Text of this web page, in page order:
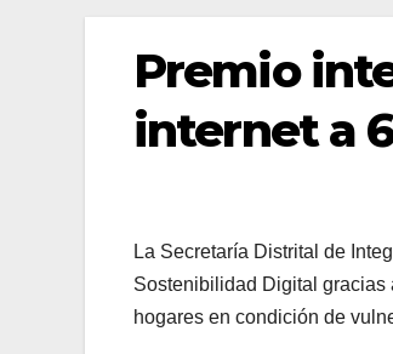
Premio
internet a
La Secretaría Distrital de
Sostenibilidad Digital gracias
hogares en condición de